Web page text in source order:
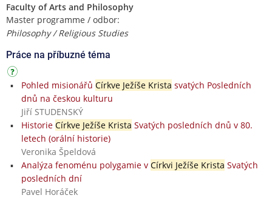
Faculty of Arts and Philosophy
Master programme / odbor:
Philosophy / Religious Studies
Práce na příbuzné téma
Pohled misionářů Církve Ježíše Krista svatých Posledních
dnů na českou kulturu
Jiří STUDENSKÝ
Historie Církve Ježíše Krista Svatých posledních dnů v 80.
letech (orální historie)
Veronika Špeldová
Analýza fenoménu polygamie v Církvi Ježíše Krista Svatých
posledních dní
Pavel Horáček